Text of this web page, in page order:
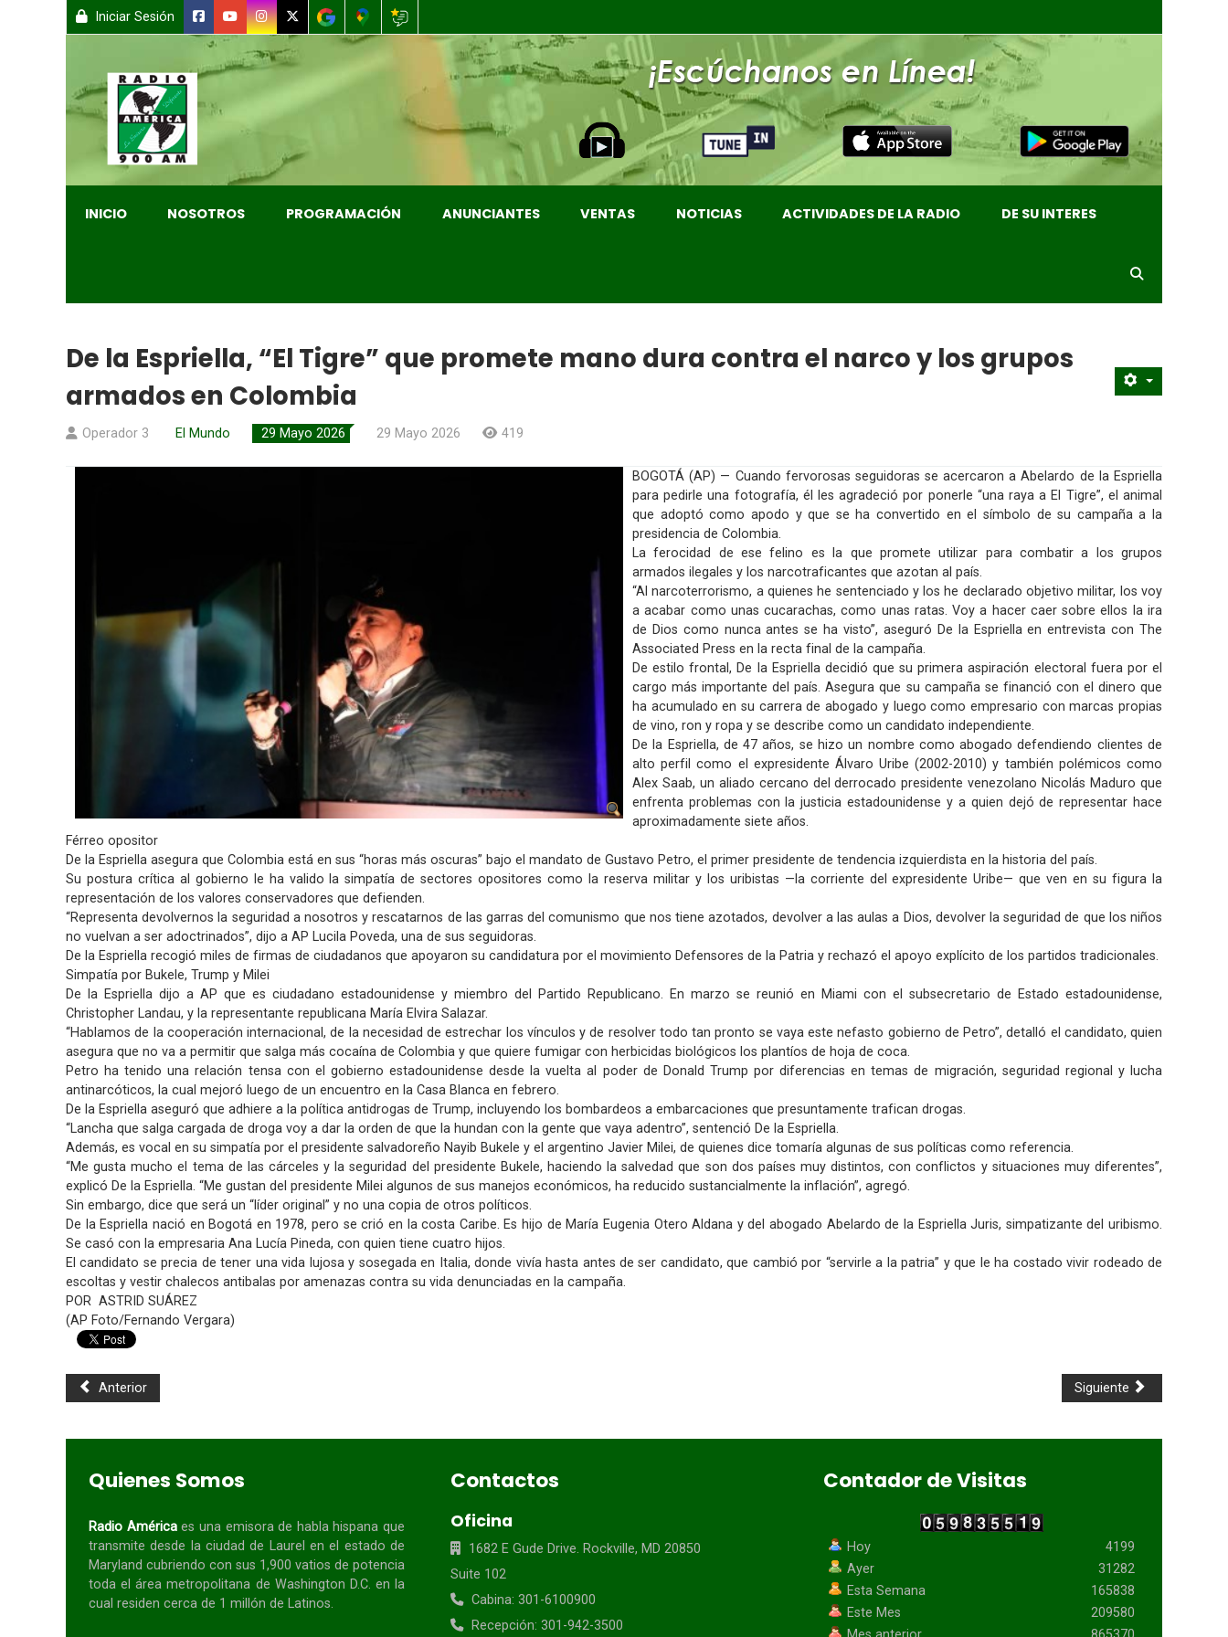
Iniciar Sesión
INICIO NOSOTROS PROGRAMACIÓN ANUNCIANTES VENTAS NOTICIAS ACTIVIDADES DE LA RADIO DE SU INTERES
De la Espriella, “El Tigre” que promete mano dura contra el narco y los grupos
armados en Colombia
Operador 3 El Mundo 29 Mayo 2026 29 Mayo 2026 419
BOGOTÁ (AP) — Cuando fervorosas seguidoras se acercaron a Abelardo de la Espriella
para pedirle una fotografía, él les agradeció por ponerle “una raya a El Tigre”, el animal
que adoptó como apodo y que se ha convertido en el símbolo de su campaña a la
presidencia de Colombia.
La ferocidad de ese felino es la que promete utilizar para combatir a los grupos
armados ilegales y los narcotraficantes que azotan al país.
“Al narcoterrorismo, a quienes he sentenciado y los he declarado objetivo militar, los voy
a acabar como unas cucarachas, como unas ratas. Voy a hacer caer sobre ellos la ira
de Dios como nunca antes se ha visto”, aseguró De la Espriella en entrevista con The
Associated Press en la recta final de la campaña.
De estilo frontal, De la Espriella decidió que su primera aspiración electoral fuera por el
cargo más importante del país. Asegura que su campaña se financió con el dinero que
ha acumulado en su carrera de abogado y luego como empresario con marcas propias
de vino, ron y ropa y se describe como un candidato independiente.
De la Espriella, de 47 años, se hizo un nombre como abogado defendiendo clientes de
alto perfil como el expresidente Álvaro Uribe (2002-2010) y también polémicos como
Alex Saab, un aliado cercano del derrocado presidente venezolano Nicolás Maduro que
enfrenta problemas con la justicia estadounidense y a quien dejó de representar hace
aproximadamente siete años.
Férreo opositor
De la Espriella asegura que Colombia está en sus “horas más oscuras” bajo el mandato de Gustavo Petro, el primer presidente de tendencia izquierdista en la historia del país.
Su postura crítica al gobierno le ha valido la simpatía de sectores opositores como la reserva militar y los uribistas —la corriente del expresidente Uribe— que ven en su figura la
representación de los valores conservadores que defienden.
“Representa devolvernos la seguridad a nosotros y rescatarnos de las garras del comunismo que nos tiene azotados, devolver a las aulas a Dios, devolver la seguridad de que los niños
no vuelvan a ser adoctrinados”, dijo a AP Lucila Poveda, una de sus seguidoras.
De la Espriella recogió miles de firmas de ciudadanos que apoyaron su candidatura por el movimiento Defensores de la Patria y rechazó el apoyo explícito de los partidos tradicionales.
Simpatía por Bukele, Trump y Milei
De la Espriella dijo a AP que es ciudadano estadounidense y miembro del Partido Republicano. En marzo se reunió en Miami con el subsecretario de Estado estadounidense,
Christopher Landau, y la representante republicana María Elvira Salazar.
“Hablamos de la cooperación internacional, de la necesidad de estrechar los vínculos y de resolver todo tan pronto se vaya este nefasto gobierno de Petro”, detalló el candidato, quien
asegura que no va a permitir que salga más cocaína de Colombia y que quiere fumigar con herbicidas biológicos los plantíos de hoja de coca.
Petro ha tenido una relación tensa con el gobierno estadounidense desde la vuelta al poder de Donald Trump por diferencias en temas de migración, seguridad regional y lucha
antinarcóticos, la cual mejoró luego de un encuentro en la Casa Blanca en febrero.
De la Espriella aseguró que adhiere a la política antidrogas de Trump, incluyendo los bombardeos a embarcaciones que presuntamente trafican drogas.
“Lancha que salga cargada de droga voy a dar la orden de que la hundan con la gente que vaya adentro”, sentenció De la Espriella.
Además, es vocal en su simpatía por el presidente salvadoreño Nayib Bukele y el argentino Javier Milei, de quienes dice tomaría algunas de sus políticas como referencia.
“Me gusta mucho el tema de las cárceles y la seguridad del presidente Bukele, haciendo la salvedad que son dos países muy distintos, con conflictos y situaciones muy diferentes”,
explicó De la Espriella. “Me gustan del presidente Milei algunos de sus manejos económicos, ha reducido sustancialmente la inflación”, agregó.
Sin embargo, dice que será un “líder original” y no una copia de otros políticos.
De la Espriella nació en Bogotá en 1978, pero se crió en la costa Caribe. Es hijo de María Eugenia Otero Aldana y del abogado Abelardo de la Espriella Juris, simpatizante del uribismo.
Se casó con la empresaria Ana Lucía Pineda, con quien tiene cuatro hijos.
El candidato se precia de tener una vida lujosa y sosegada en Italia, donde vivía hasta antes de ser candidato, que cambió por “servirle a la patria” y que le ha costado vivir rodeado de
escoltas y vestir chalecos antibalas por amenazas contra su vida denunciadas en la campaña.
POR ASTRID SUÁREZ
(AP Foto/Fernando Vergara)
Anterior Siguiente
Quienes Somos
Radio Américaes una emisora de habla hispana que
transmite desde la ciudad de Laurel en el estado de
Maryland cubriendo con sus 1,900 vatios de potencia
toda el área metropolitana de Washington D.C. en la
cual residen cerca de 1 millón de Latinos.
Contactos
Oficina
1682 E Gude Drive. Rockville, MD 20850
Suite 102
Cabina: 301-6100900
Recepción: 301-942-3500
Contador de Visitas
Hoy
Ayer
Esta Semana
Este Mes
4199
31282
165838
209580